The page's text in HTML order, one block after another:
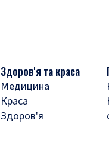
Здоров'я та краса
Медицина
Краса
Здоров'я